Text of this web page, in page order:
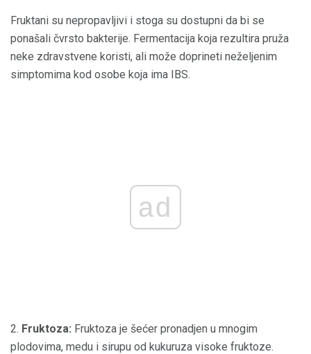
Fruktani su nepropavljivi i stoga su dostupni da bi se
ponašali čvrsto bakterije. Fermentacija koja rezultira pruža
neke zdravstvene koristi, ali može doprineti neželjenim
simptomima kod osobe koja ima IBS.
ad
2. Fruktoza: Fruktoza je šećer pronadjen u mnogim
plodovima, medu i sirupu od kukuruza visoke fruktoze.